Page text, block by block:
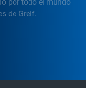
por todo el mundo
de Greif.